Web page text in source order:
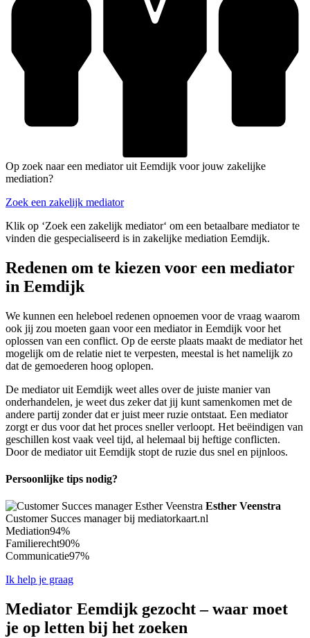
Op zoek naar een mediator uit Eemdijk voor jouw zakelijke
mediation?
Zoek een zakelijk mediator
Klik op ‘Zoek een zakelijk mediator‘ om een betaalbare mediator te
vinden die gespecialiseerd is in zakelijke mediation Eemdijk.
Redenen om te kiezen voor een mediator
in Eemdijk
We kunnen een heleboel redenen opnoemen voor de vraag waarom
ook jij zou moeten gaan voor een mediator in Eemdijk voor het
oplossen van een conflict. Op de eerste plaats maakt de mediator het
mogelijk om de relatie niet te verpesten, meestal is het namelijk zo
dat de gemoederen hoog oplopen.
De mediator uit Eemdijk weet alles over de juiste manier van
onderhandelen, je weet dus zeker dat jij kunt samenkomen met de
andere partij zonder dat er juist meer ruzie ontstaat. Een mediator
zorgt er dus voor dat het proces sneller verloopt. Het beëindigen van
geschillen kost vaak veel tijd, al helemaal bij heftige conflicten.
Door de mediator uit Eemdijk stopt de ruzie dus snel en pijnloos.
Persoonlijke tips nodig?
Esther Veenstra
Customer Succes manager bij mediatorkaart.nl
Mediation94%
Familierecht90%
Communicatie97%
Ik help je graag
Mediator Eemdijk gezocht – waar moet
je op letten bij het zoeken